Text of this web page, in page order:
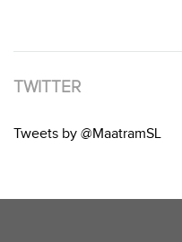
TWITTER
Tweets by @MaatramSL